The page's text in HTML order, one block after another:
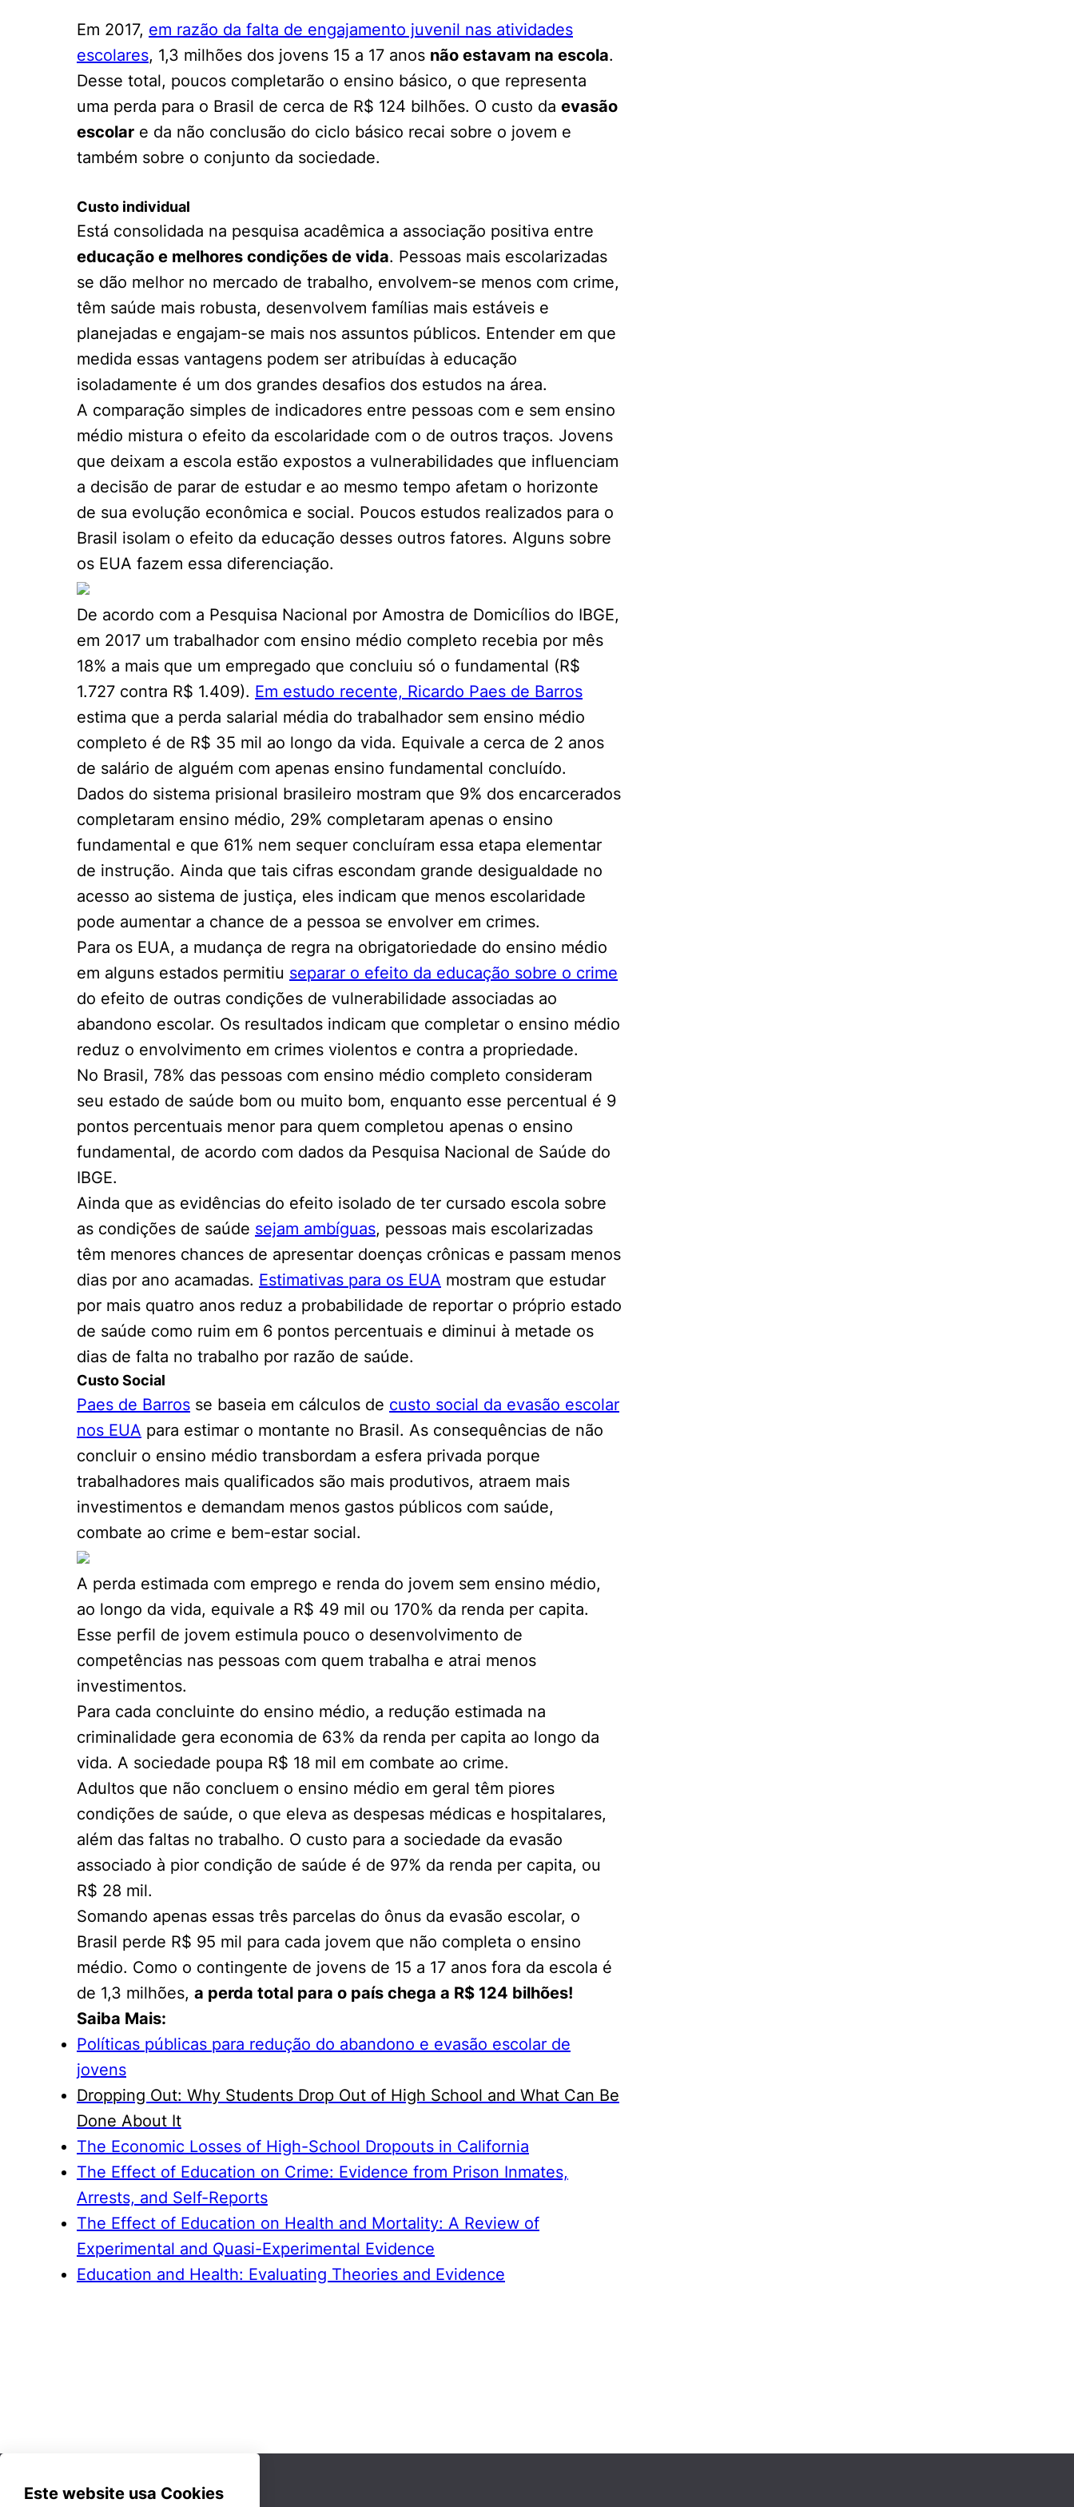
Hub de Inovação e
Empreendedorismo
Women in Action
Trabalhe conosco
Sala de Imprensa
Repositório Institucional
Pesquisa na Graduação
Seminários Acadêmicos
Comitê de Ética em
Pesquisa
Instagram
Linkedin
Em 2017, em razão da falta de engajamento juvenil nas atividades
escolares, 1,3 milhões dos jovens 15 a 17 anos não estavam na escola.
Desse total, poucos completarão o ensino básico, o que representa
uma perda para o Brasil de cerca de R$ 124 bilhões. O custo da evasão
escolar e da não conclusão do ciclo básico recai sobre o jovem e
também sobre o conjunto da sociedade.
Custo individual
Está consolidada na pesquisa acadêmica a associação positiva entre
educação e melhores condições de vida. Pessoas mais escolarizadas
se dão melhor no mercado de trabalho, envolvem-se menos com crime,
têm saúde mais robusta, desenvolvem famílias mais estáveis e
planejadas e engajam-se mais nos assuntos públicos. Entender em que
medida essas vantagens podem ser atribuídas à educação
isoladamente é um dos grandes desafios dos estudos na área.
A comparação simples de indicadores entre pessoas com e sem ensino
médio mistura o efeito da escolaridade com o de outros traços. Jovens
que deixam a escola estão expostos a vulnerabilidades que influenciam
a decisão de parar de estudar e ao mesmo tempo afetam o horizonte
de sua evolução econômica e social. Poucos estudos realizados para o
Brasil isolam o efeito da educação desses outros fatores. Alguns sobre
os EUA fazem essa diferenciação.
De acordo com a Pesquisa Nacional por Amostra de Domicílios do IBGE,
em 2017 um trabalhador com ensino médio completo recebia por mês
18% a mais que um empregado que concluiu só o fundamental (R$
1.727 contra R$ 1.409). Em estudo recente, Ricardo Paes de Barros
estima que a perda salarial média do trabalhador sem ensino médio
completo é de R$ 35 mil ao longo da vida. Equivale a cerca de 2 anos
de salário de alguém com apenas ensino fundamental concluído.
Dados do sistema prisional brasileiro mostram que 9% dos encarcerados
completaram ensino médio, 29% completaram apenas o ensino
fundamental e que 61% nem sequer concluíram essa etapa elementar
de instrução. Ainda que tais cifras escondam grande desigualdade no
acesso ao sistema de justiça, eles indicam que menos escolaridade
pode aumentar a chance de a pessoa se envolver em crimes.
Para os EUA, a mudança de regra na obrigatoriedade do ensino médio
em alguns estados permitiu separar o efeito da educação sobre o crime
do efeito de outras condições de vulnerabilidade associadas ao
abandono escolar. Os resultados indicam que completar o ensino médio
reduz o envolvimento em crimes violentos e contra a propriedade.
No Brasil, 78% das pessoas com ensino médio completo consideram
seu estado de saúde bom ou muito bom, enquanto esse percentual é 9
pontos percentuais menor para quem completou apenas o ensino
fundamental, de acordo com dados da Pesquisa Nacional de Saúde do
IBGE.
Ainda que as evidências do efeito isolado de ter cursado escola sobre
as condições de saúde sejam ambíguas, pessoas mais escolarizadas
têm menores chances de apresentar doenças crônicas e passam menos
dias por ano acamadas. Estimativas para os EUA mostram que estudar
por mais quatro anos reduz a probabilidade de reportar o próprio estado
de saúde como ruim em 6 pontos percentuais e diminui à metade os
dias de falta no trabalho por razão de saúde.
Custo Social
Paes de Barros se baseia em cálculos de custo social da evasão escolar
nos EUA para estimar o montante no Brasil. As consequências de não
concluir o ensino médio transbordam a esfera privada porque
trabalhadores mais qualificados são mais produtivos, atraem mais
investimentos e demandam menos gastos públicos com saúde,
combate ao crime e bem-estar social.
A perda estimada com emprego e renda do jovem sem ensino médio,
ao longo da vida, equivale a R$ 49 mil ou 170% da renda per capita.
Esse perfil de jovem estimula pouco o desenvolvimento de
competências nas pessoas com quem trabalha e atrai menos
investimentos.
Para cada concluinte do ensino médio, a redução estimada na
criminalidade gera economia de 63% da renda per capita ao longo da
vida. A sociedade poupa R$ 18 mil em combate ao crime.
Adultos que não concluem o ensino médio em geral têm piores
condições de saúde, o que eleva as despesas médicas e hospitalares,
além das faltas no trabalho. O custo para a sociedade da evasão
associado à pior condição de saúde é de 97% da renda per capita, ou
R$ 28 mil.
Somando apenas essas três parcelas do ônus da evasão escolar, o
Brasil perde R$ 95 mil para cada jovem que não completa o ensino
médio. Como o contingente de jovens de 15 a 17 anos fora da escola é
de 1,3 milhões, a perda total para o país chega a R$ 124 bilhões!
Saiba Mais:
Políticas públicas para redução do abandono e evasão escolar de
jovens
Dropping Out: Why Students Drop Out of High School and What Can Be
Done About It
The Economic Losses of High-School Dropouts in California
The Effect of Education on Crime: Evidence from Prison Inmates,
Arrests, and Self-Reports
The Effect of Education on Health and Mortality: A Review of
Experimental and Quasi-Experimental Evidence
Education and Health: Evaluating Theories and Evidence
Este website usa Cookies
Cookies estritamente necessários
Cookies de preferências de usuário